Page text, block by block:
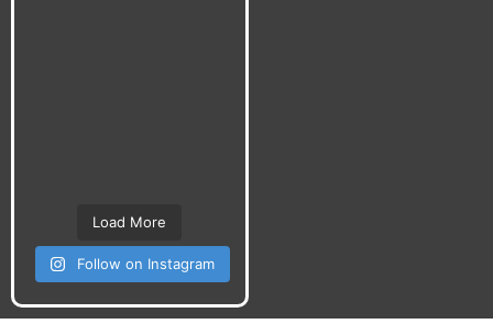
Load More
Follow on Instagram